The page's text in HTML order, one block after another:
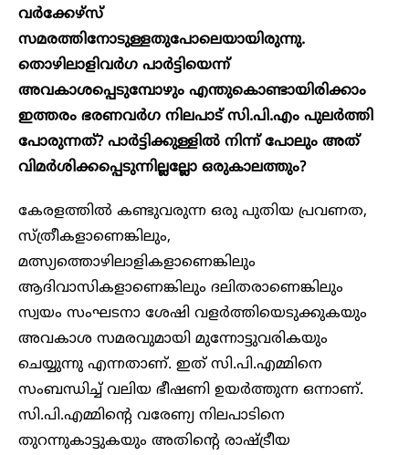
വർക്കേഴ്സ്
സമരത്തിനോടുള്ളതുപോലെയായിരുന്നു.
തൊഴിലാളിവർഗ പാർട്ടിയെന്ന്
അവകാശപ്പെടുമ്പോഴും എന്തുകൊണ്ടായിരിക്കാം
ഇത്തരം ഭരണവർഗ നിലപാട് സി.പി.എം പുലർത്തി
പോരുന്നത്? പാർട്ടിക്കുള്ളിൽ നിന്ന് പോലും അത്
വിമർശിക്കപ്പെടുന്നില്ലല്ലോ ഒരുകാലത്തും?
കേരളത്തിൽ കണ്ടുവരുന്ന ഒരു പുതിയ പ്രവണത,
സ്ത്രീകളാണെങ്കിലും,
മത്സ്യത്തൊഴിലാളികളാണെങ്കിലും
ആദിവാസികളാണെങ്കിലും ദലിതരാണെങ്കിലും
സ്വയം സംഘടനാ ശേഷി വളർത്തിയെടുക്കുകയും
അവകാശ സമരവുമായി മുന്നോട്ടുവരികയും
ചെയ്യുന്നു എന്നതാണ്. ഇത് സി.പി.എമ്മിനെ
സംബന്ധിച്ച് വലിയ ഭീഷണി ഉയർത്തുന്ന ഒന്നാണ്.
സി.പി.എമ്മിന്റെ വരേണ്യ നിലപാടിനെ
തുറന്നുകാട്ടുകയും അതിന്റെ രാഷ്ട്രീയ